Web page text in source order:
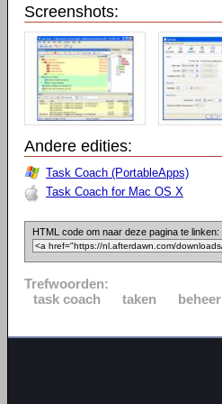
Screenshots:
Andere edities:
Task Coach (PortableApps)
Task Coach for Mac OS X
HTML code om naar deze pagina te linken:
Trefwoorden:
task coach
taken beheer